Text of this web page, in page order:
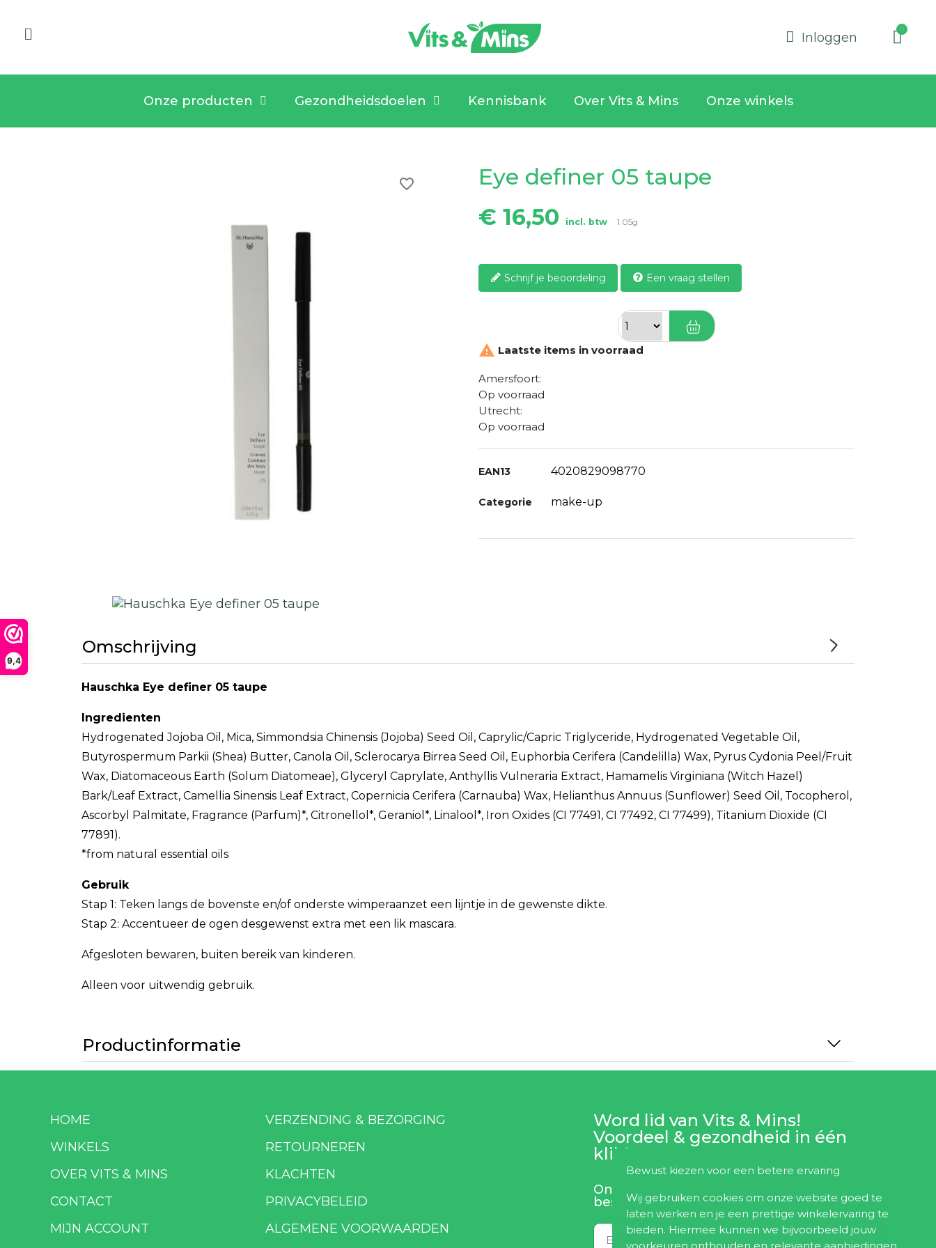
9,4
Bewust kiezen voor een betere ervaring
Wij gebruiken cookies om onze website goed te
laten werken en je een prettige winkelervaring te
bieden. Hiermee kunnen we bijvoorbeeld jouw
Inloggen
Onze producten Gezondheidsdoelen Kennisbank Over Vits & Mins Onze winkels
favorite_border
Eye definer 05 taupe
€ 16,50
incl. btw 1.05g
Schrijf je beoordeling Een vraag stellen
 Laatste items in voorraad
Amersfoort:
Op voorraad
Utrecht:
Op voorraad
EAN13 4020829098770
Categorie make-up
Omschrijving
Hauschka Eye definer 05 taupe
Ingredienten
Hydrogenated Jojoba Oil, Mica, Simmondsia Chinensis (Jojoba) Seed Oil, Caprylic/Capric Triglyceride, Hydrogenated Vegetable Oil,
Butyrospermum Parkii (Shea) Butter, Canola Oil, Sclerocarya Birrea Seed Oil, Euphorbia Cerifera (Candelilla) Wax, Pyrus Cydonia Peel/Fruit
Wax, Diatomaceous Earth (Solum Diatomeae), Glyceryl Caprylate, Anthyllis Vulneraria Extract, Hamamelis Virginiana (Witch Hazel)
Bark/Leaf Extract, Camellia Sinensis Leaf Extract, Copernicia Cerifera (Carnauba) Wax, Helianthus Annuus (Sunflower) Seed Oil, Tocopherol,
Ascorbyl Palmitate, Fragrance (Parfum)*, Citronellol*, Geraniol*, Linalool*, Iron Oxides (CI 77491, CI 77492, CI 77499), Titanium Dioxide (CI
77891).
*from natural essential oils
Gebruik
Stap 1: Teken langs de bovenste en/of onderste wimperaanzet een lijntje in de gewenste dikte.
Stap 2: Accentueer de ogen desgewenst extra met een lik mascara.
Afgesloten bewaren, buiten bereik van kinderen.
Alleen voor uitwendig gebruik.
Productinformatie
HOME
WINKELS
OVER VITS & MINS
CONTACT
MIJN ACCOUNT
VERZENDING & BEZORGING
RETOURNEREN
KLACHTEN
PRIVACYBELEID
ALGEMENE VOORWAARDEN
Word lid van Vits & Mins!
Voordeel & gezondheid in één
klik!
Ontvang 10% korting bij de eerste
bestelling!
Verstuur